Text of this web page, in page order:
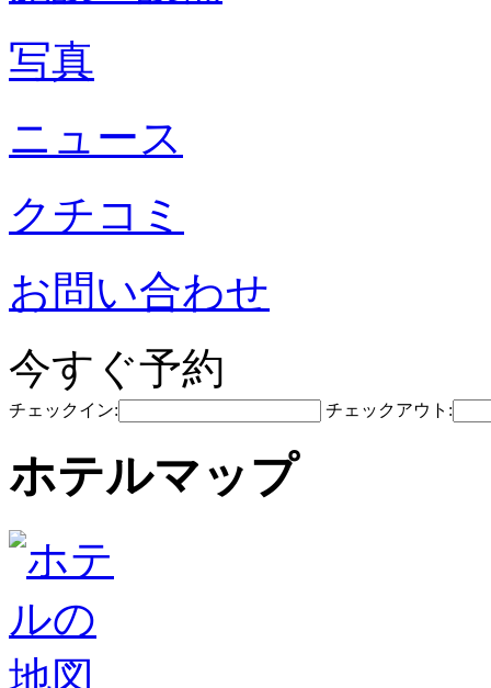
写真
ニュース
クチコミ
お問い合わせ
今すぐ予約
チェックイン: チェックアウト:
ホテルマップ